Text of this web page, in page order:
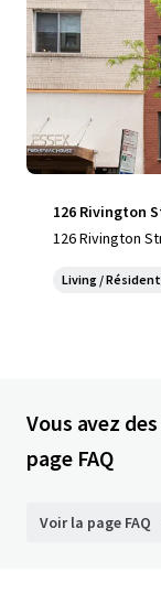
126 Rivington
126 Rivington
Living /
Vous avez
page FAQ
Voir la page FAQ